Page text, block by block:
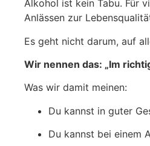
Alkohol ist kein Tabu. Für
Anlässen zur
Es geht nicht darum, auf
Wir nennen das: „Im
Was wir damit meinen:
Du kannst in guter
Du kannst bei einem